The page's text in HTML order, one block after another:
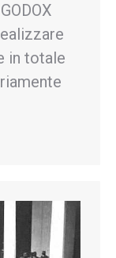
in totale